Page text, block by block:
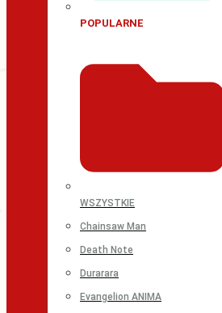
POPULARNE
WSZYSTKIE
Chainsaw Man
Death Note
Durarara
Evangelion ANIMA